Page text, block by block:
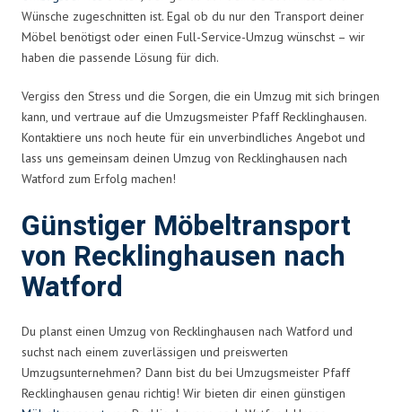
Wünsche zugeschnitten ist. Egal ob du nur den Transport deiner
Möbel benötigst oder einen Full-Service-Umzug wünschst – wir
haben die passende Lösung für dich.
Vergiss den Stress und die Sorgen, die ein Umzug mit sich bringen
kann, und vertraue auf die Umzugsmeister Pfaff Recklinghausen.
Kontaktiere uns noch heute für ein unverbindliches Angebot und
lass uns gemeinsam deinen Umzug von Recklinghausen nach
Watford zum Erfolg machen!
Günstiger Möbeltransport
von Recklinghausen nach
Watford
Du planst einen Umzug von Recklinghausen nach Watford und
suchst nach einem zuverlässigen und preiswerten
Umzugsunternehmen? Dann bist du bei Umzugsmeister Pfaff
Recklinghausen genau richtig! Wir bieten dir einen günstigen